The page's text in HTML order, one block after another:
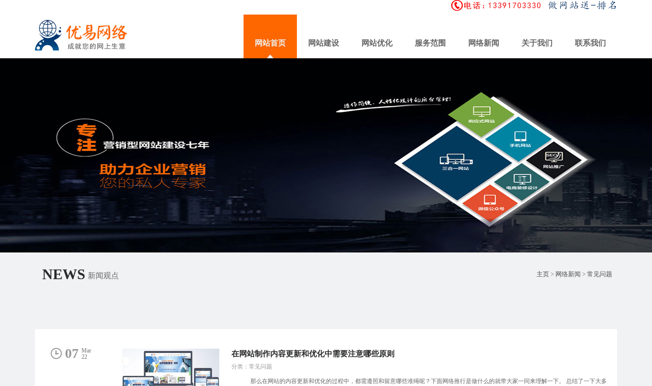
网站首页 网站建设 网站优化 服务范围 网络新闻 关于我们 联系我们
NEWS 新闻观点 主页 > 网络新闻 > 常见问题
07 Mar
22
在网站制作内容更新和优化中需要注意哪些原则
分类：常见问题
那么在网站的内容更新和优化的过程中，都需遵照和留意哪些准绳呢？下面网络推行是做什么的就带大家一同来理解一下。 总结了一下大多